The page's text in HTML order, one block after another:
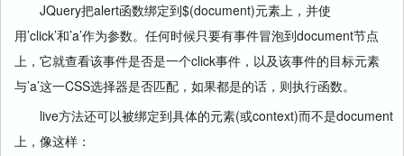
JQuery把alert函数绑定到$(document)元素上，并使
用’click’和’a’作为参数。任何时候只要有事件冒泡到document节点
上，它就查看该事件是否是一个click事件，以及该事件的目标元素
与’a’这一CSS选择器是否匹配，如果都是的话，则执行函数。
live方法还可以被绑定到具体的元素(或context)而不是document
上，像这样：